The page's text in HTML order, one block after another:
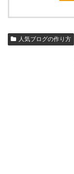
人気ブログの作り方